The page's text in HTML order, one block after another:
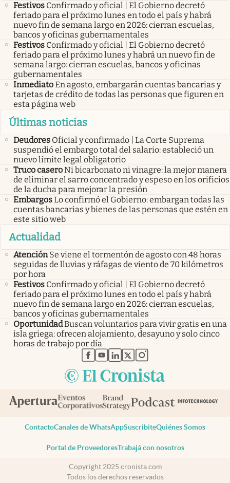
Festivos Confirmado y oficial | El Gobierno decretó
feriado para el próximo lunes en todo el país y habrá
nuevo fin de semana largo en 2026: cierran escuelas,
bancos y oficinas gubernamentales
Festivos Confirmado y oficial | El Gobierno decretó
feriado para el próximo lunes y habrá un nuevo fin de
semana largo: cierran escuelas, bancos y oficinas
gubernamentales
InmediatoEn agosto, embargarán cuentas bancarias y
tarjetas de crédito de todas las personas que figuren en
esta página web
Últimas noticias
Deudores Oficial y confirmado | La Corte Suprema
suspendió el embargo total del salario: estableció un
nuevo límite legal obligatorio
Truco caseroNi bicarbonato ni vinagre: la mejor manera
de eliminar el sarro concentrado y espeso en los orificios
de la ducha para mejorar la presión
EmbargosLo confirmó el Gobierno: embargan todas las
cuentas bancarias y bienes de las personas que estén en
este sitio web
Actualidad
Atención Se viene el tormentón de agosto con 48 horas
seguidas de lluvias y ráfagas de viento de 70 kilómetros
por hora
Festivos Confirmado y oficial | El Gobierno decretó
feriado para el próximo lunes en todo el país y habrá
nuevo fin de semana largo en 2026: cierran escuelas,
bancos y oficinas gubernamentales
OportunidadBuscan voluntarios para vivir gratis en una
isla griega: ofrecen alojamiento, desayuno y solo cinco
horas de trabajo por día
abre en nueva pestaña
abre en nueva pestaña
abre en nueva pestaña
abre en nueva pestaña
abre en nueva pestaña
ContactoCanales de WhatsAppSuscribiteQuiénes Somos
Portal de ProveedoresTrabajá con nosotros
Copyright 2025 cronista.com
Todos los derechos reservados